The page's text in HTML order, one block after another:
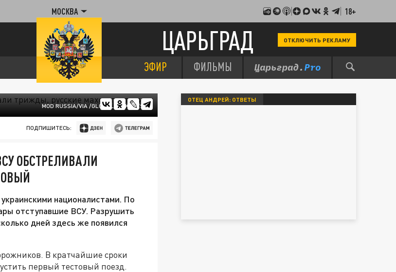
МОСКВА 18+
ЦАРЬГРАД ОТКЛЮЧИТЬ РЕКЛАМУ
ЭФИР ФИЛЬМЫ
MOD RUSSIA/VIA /GLOBALLOOKPRESS
ПОДПИШИТЕСЬ:
ОБСТРЕЛИВАЛИ
националистами. По
отступавшие ВСУ. Разрушить
дней здесь же появился
В кратчайшие сроки
первый тестовый поезд.
ОТЕЦ АНДРЕЙ: ОТВЕТЫ